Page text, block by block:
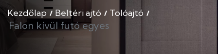
Kezdőlap Beltéri ajtó Tolóajtó
Falon kívül futó egyes